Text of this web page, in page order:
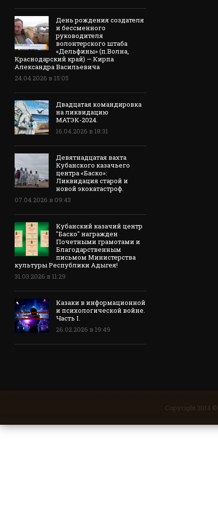
День рождения создателя
и бессменного
руководителя
волонтерского штаба
«Дельфины» (п.Волна,
Краснодарский край) — Кирпа
Александра Васильевича
24.04.2026 в 15:05
Двадцатая командировка
на ликвидацию
МАТЭК-2024.
16.04.2026 в 18:31
Девятнадцатая вахта
Кубанского казачьего
центра «Баско»:
Ликвидация старой и
новой экокатастроф.
07.04.2026 в 09:43
Кубанский казачий центр
"Баско" награжден
Почетными грамотами и
Благодарственным
письмом Министерства
культуры Республики Адыгея!
31.03.2026 в 11:29
Казаки в информационной
и психологической войне.
Часть I.
26.02.2026 в 19:49
Copyright 2014